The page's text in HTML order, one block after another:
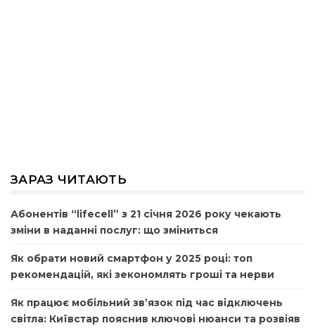
ЗАРАЗ ЧИТАЮТЬ
Абонентів “lifecell” з 21 січня 2026 року чекають
зміни в наданні послуг: що зміниться
Як обрати новий смартфон у 2025 році: топ
рекомендацій, які зекономлять гроші та нерви
Як працює мобільний зв’язок під час відключень
світла: Київстар пояснив ключові нюанси та розвіяв